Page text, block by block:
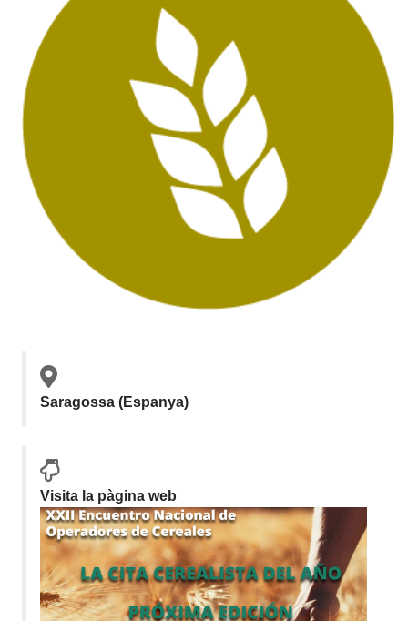
Saragossa (Espanya)
Visita la pàgina web